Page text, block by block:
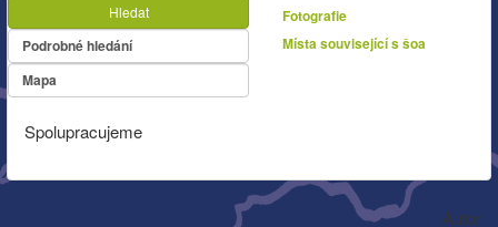
Hledat
Podrobné hledání
Mapa
Fotografie
Místa související s šoa
Spolupracujeme
Autor